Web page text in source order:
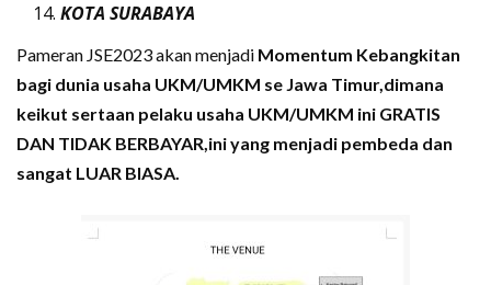
KOTA SURABAYA
Pameran JSE2023 akan menjadi Momentum Kebangkitan
bagi dunia usaha UKM/UMKM se Jawa Timur,dimana
keikut sertaan pelaku usaha UKM/UMKM ini GRATIS
DAN TIDAK BERBAYAR,ini yang menjadi pembeda dan
sangat LUAR BIASA.